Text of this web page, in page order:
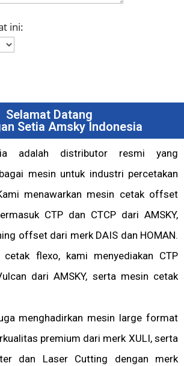
ini:
Selamat Datang
Setia Amsky Indonesia
adalah distributor resmi yang
mesin untuk industri percetakan
menawarkan mesin cetak offset
CTP dan CTCP dari AMSKY,
offset dari merk DAIS dan HOMAN.
cetak flexo, kami menyediakan CTP
dari AMSKY, serta mesin cetak
menghadirkan mesin large format
premium dari merk XULI, serta
dan Laser Cutting dengan merk